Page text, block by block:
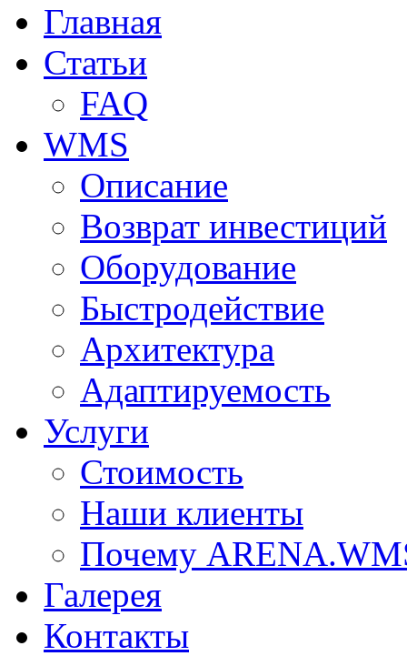
Главная
Статьи
FAQ
WMS
Описание
Возврат инвестиций
Оборудование
Быстродействие
Архитектура
Адаптируемость
Услуги
Стоимость
Наши клиенты
Почему
Галерея
Контакты